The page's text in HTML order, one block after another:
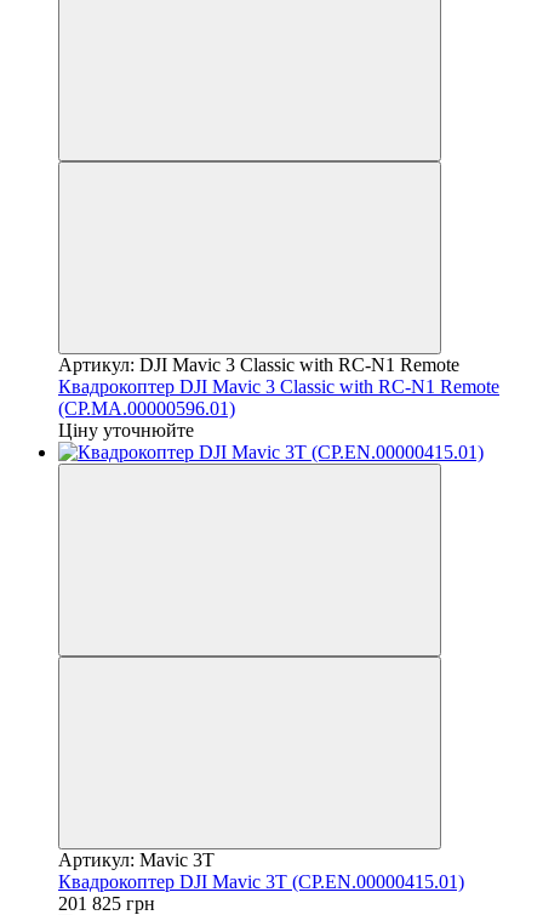
Артикул: DJI Mavic 3 Classic with RC-N1 Remote
Квадрокоптер DJI Mavic 3 Classic with RC-N1 Remote
(CP.MA.00000596.01)
Ціну уточнюйте
Артикул: Mavic 3T
Квадрокоптер DJI Mavic 3T (CP.EN.00000415.01)
201 825 грн